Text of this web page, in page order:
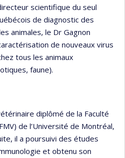
scientifique du seul
de diagnostic des
animales, le Dr Gagnon
de nouveaux virus
tous les animaux
faune).
diplômé de la Faculté
de l’Université de Montréal,
il a poursuivi des études
et obtenu son